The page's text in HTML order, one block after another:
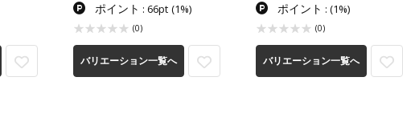
ポイント : 66pt (1%)
(0)
バリエーション一覧へ
ポイント :(1%)
(0)
バリエーション一覧へ